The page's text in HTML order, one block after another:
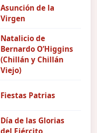
Asunción de la
Virgen
Natalicio de
Bernardo O’Higgins
(Chillán y Chillán
Viejo)
Fiestas Patrias
Día de las Glorias
del Ejército